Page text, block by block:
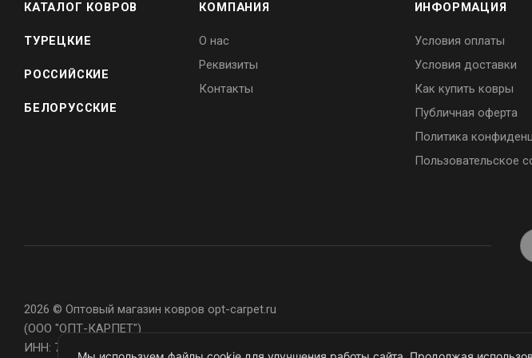
КАТАЛОГ КОВРОВ
ТУРЕЦКИЕ
РОССИЙСКИЕ
БЕЛОРУССКИЕ
КОМПАНИЯ
О нас
Реквизиты
Контакты
ИНФОРМАЦИЯ
Условия оплаты
Условия доставки
Как купить ковры
Публичная оферта
Политика
Пользовательское
2026 © Оптовый магазин ковров opt-carpet.ru
(ООО "ОПТ-КАРПЕТ")
ИНН: 7743907105